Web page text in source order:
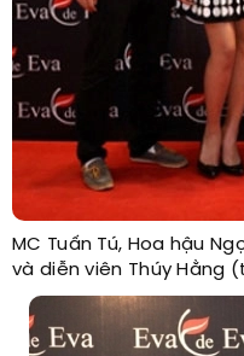
MC Tuấn Tú, Hoa hậu
và diễn viên Thúy Hằng